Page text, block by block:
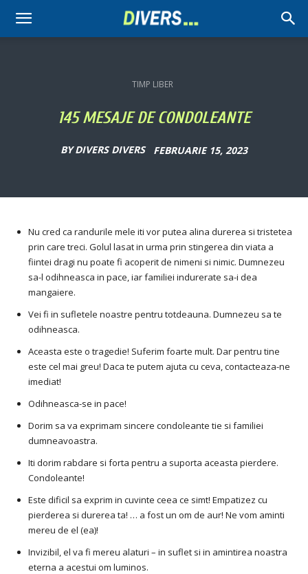
Divers
TIMP LIBER
145 MESAJE DE CONDOLEANTE
BY DIVERS DIVERS FEBRUARIE 15, 2023
Nu cred ca randurile mele iti vor putea alina durerea si tristetea
prin care treci. Golul lasat in urma prin stingerea din viata a
fiintei dragi nu poate fi acoperit de nimeni si nimic. Dumnezeu
sa-l odihneasca in pace, iar familiei indurerate sa-i dea
mangaiere.
Vei fi in sufletele noastre pentru totdeauna. Dumnezeu sa te
odihneasca.
Aceasta este o tragedie! Suferim foarte mult. Dar pentru tine
este cel mai greu! Daca te putem ajuta cu ceva, contacteaza-ne
imediat!
Odihneasca-se in pace!
Dorim sa va exprimam sincere condoleante tie si familiei
dumneavoastra.
Iti dorim rabdare si forta pentru a suporta aceasta pierdere.
Condoleante!
Este dificil sa exprim in cuvinte ceea ce simt! Empatizez cu
pierderea si durerea ta! … a fost un om de aur! Ne vom aminti
mereu de el (ea)!
Invizibil, el va fi mereu alaturi – in suflet si in amintirea noastra
eterna a acestui om luminos.